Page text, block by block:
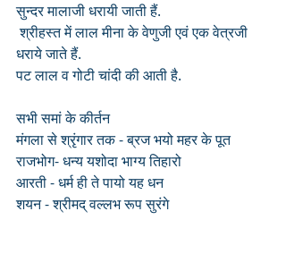
सुन्दर मालाजी धरायी जाती हैं.
श्रीहस्त में लाल मीना के वेणुजी एवं एक वेत्रजी
धराये जाते हैं.
पट लाल व गोटी चांदी की आती है.
सभी समां के कीर्तन
मंगला से श्रृंगार तक - ब्रज भयो महर के पूत
राजभोग- धन्य यशोदा भाग्य तिहारो
आरती - धर्म ही ते पायो यह धन
शयन - श्रीमद् वल्लभ रूप सुरंगे